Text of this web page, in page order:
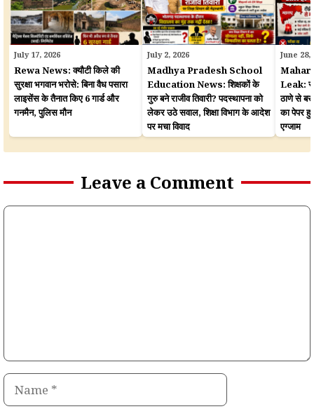
July 17, 2026
Rewa News: क्यौटी किले की
सुरक्षा भगवान भरोसे: बिना वैध पसारा
लाइसेंस के तैनात किए 6 गार्ड और
गनमैन, पुलिस मौन
July 2, 2026
Madhya Pradesh School
Education News: शिक्षकों के
गुरु बने राजीव तिवारी? पदस्थापना को
लेकर उठे सवाल, शिक्षा विभाग के आदेश
पर मचा विवाद
June 28,
Leak:
ठाणे से
का पेपर
एग्जाम
Leave a Comment
Comment
Name